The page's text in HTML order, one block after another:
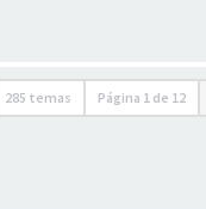
285 temas Página 1de 12